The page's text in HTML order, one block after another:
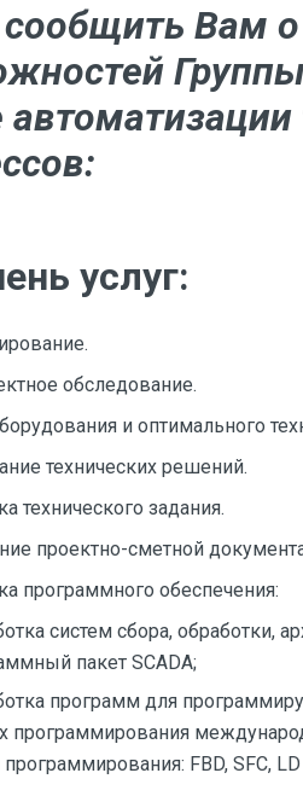
Вам
услуг:
обследование.
и оптимального
технических решений.
технического задания.
проектно-сметной
программного обеспечения:
систем сбора, обработки,
пакет SCADA;
программ для
программирования
FBD, SFC,